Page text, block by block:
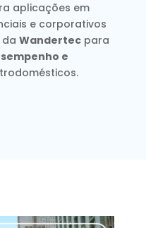
aplicações em
e corporativos
da Wandertecpara
e